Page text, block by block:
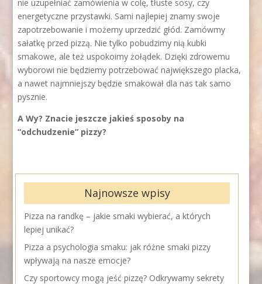
nie uzupełniać zamówienia w colę, tłuste sosy, czy
energetyczne przystawki. Sami najlepiej znamy swoje
zapotrzebowanie i możemy uprzedzić głód. Zamówmy
sałatkę przed pizzą. Nie tylko pobudzimy nią kubki
smakowe, ale też uspokoimy żołądek. Dzięki zdrowemu
wyborowi nie będziemy potrzebować największego placka,
a nawet najmniejszy będzie smakował dla nas tak samo
pysznie.
A Wy? Znacie jeszcze jakieś sposoby na
“odchudzenie” pizzy?
Najnowsze wpisy
Pizza na randkę – jakie smaki wybierać, a których
lepiej unikać?
Pizza a psychologia smaku: jak różne smaki pizzy
wpływają na nasze emocje?
Czy sportowcy mogą jeść pizzę? Odkrywamy sekrety